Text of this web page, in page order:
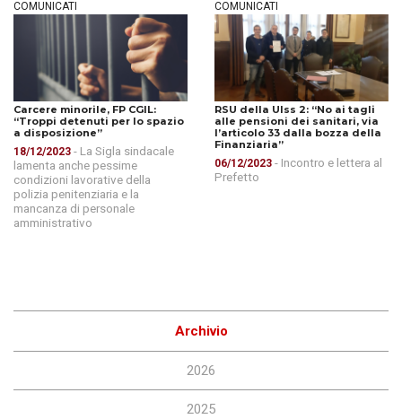
COMUNICATI
Carcere minorile, FP CGIL:
“Troppi detenuti per lo spazio
a disposizione”
18/12/2023 - La Sigla sindacale
lamenta anche pessime
condizioni lavorative della
polizia penitenziaria e la
mancanza di personale
amministrativo
COMUNICATI
RSU della Ulss 2: “No ai tagli
alle pensioni dei sanitari, via
l’articolo 33 dalla bozza della
Finanziaria”
06/12/2023 - Incontro e lettera al
Prefetto
Archivio
2026
2025